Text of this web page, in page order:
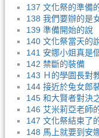
137 文化祭的準備
138 我們要辦的是
139 準備開始的說
140 文化祭當天的
141 安娜小姐真是
142 禁斷的裝備
143 Ｈ的學園長對
144 接近於兔女郎
145 和大賢者對決
146 艾米莉亞老師
147 文化祭結束了
148 馬上就要到安